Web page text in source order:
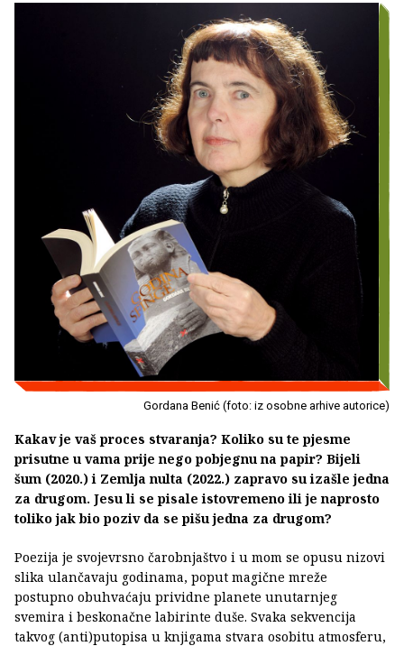
Gordana Benić (foto: iz osobne arhive autorice)
Kakav je vaš proces stvaranja? Koliko su te pjesme
prisutne u vama prije nego pobjegnu na papir? Bijeli
šum (2020.) i Zemlja nulta (2022.) zapravo su izašle jedna
za drugom. Jesu li se pisale istovremeno ili je naprosto
toliko jak bio poziv da se pišu jedna za drugom?
Poezija je svojevrsno čarobnjaštvo i u mom se opusu nizovi
slika ulančavaju godinama, poput magične mreže
postupno obuhvaćaju prividne planete unutarnjeg
svemira i beskonačne labirinte duše. Svaka sekvencija
takvog (anti)putopisa u knjigama stvara osobitu atmosferu,